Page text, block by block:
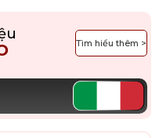
Tìm hiểu thêm >